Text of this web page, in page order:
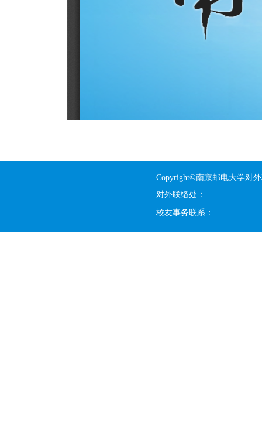
Copyright©南京邮电大学对
对外联络处：
校友事务联系：